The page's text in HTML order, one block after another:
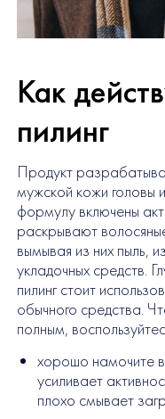
Как
пилинг
Продукт
мужской кожи головы
формулу включены
раскрывают
вымывая из них пыль,
укладочных средств.
пилинг стоит
обычного средства.
полным,
хорошо намочите
усиливает
плохо смывает